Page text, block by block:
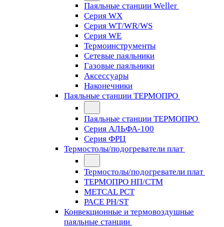
Паяльные станции Weller
Серия WX
Серия WT/WR/WS
Серия WE
Термоинструменты
Сетевые паяльники
Газовые паяльники
Аксессуары
Наконечники
Паяльные станции ТЕРМОПРО
Паяльные станции ТЕРМОПРО
Серия АЛЬФА-100
Серия ФРЦ
Термостолы/подогреватели плат
Термостолы/подогреватели плат
ТЕРМОПРО НП/СТМ
METCAL PCT
PACE PH/ST
Конвекционные и термовоздушные
паяльные станции